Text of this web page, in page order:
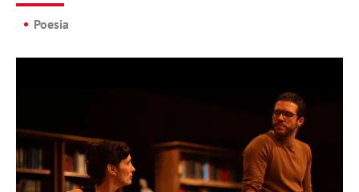
Poesia